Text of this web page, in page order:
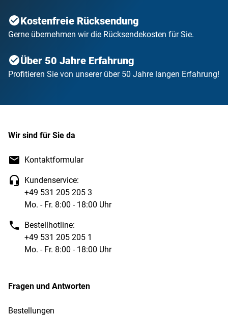
Kostenfreie Rücksendung
Gerne übernehmen wir die Rücksendekosten für Sie.
Über 50 Jahre Erfahrung
Profitieren Sie von unserer über 50 Jahre langen Erfahrung!
Wir sind für Sie da
Kontaktformular
Kundenservice:
+49 531 205 205 3
Mo. - Fr. 8:00 - 18:00 Uhr
Bestellhotline:
+49 531 205 205 1
Mo. - Fr. 8:00 - 18:00 Uhr
Fragen und Antworten
Bestellungen